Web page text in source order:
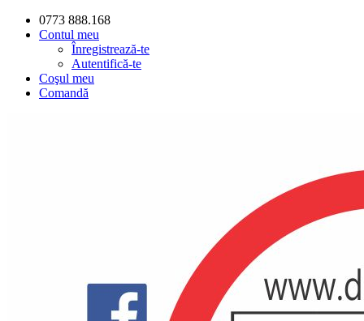
0773 888.168
Contul meu
Înregistrează-te
Autentifică-te
Coşul meu
Comandă